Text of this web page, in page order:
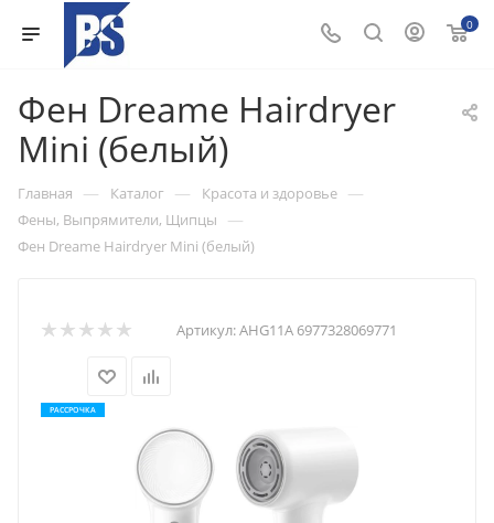
0
Фен Dreame Hairdryer
Mini (белый)
Главная — Каталог — Красота и здоровье —
Фены, Выпрямители, Щипцы —
Фен Dreame Hairdryer Mini (белый)
Артикул:AHG11A 6977328069771
РАССРОЧКА